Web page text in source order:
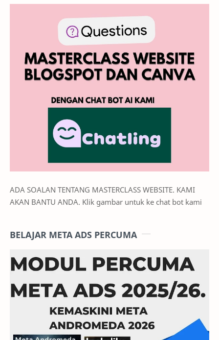
ADA SOALAN TENTANG MASTERCLASS WEBSITE. KAMI
AKAN BANTU ANDA. Klik gambar untuk ke chat bot kami
BELAJAR META ADS PERCUMA